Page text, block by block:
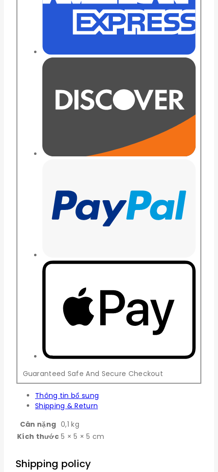
Guaranteed Safe And Secure Checkout
Thông tin bổ sung
Shipping & Return
Cân nặng 0,1 kg
Kích thước 5 × 5 × 5 cm
Shipping policy